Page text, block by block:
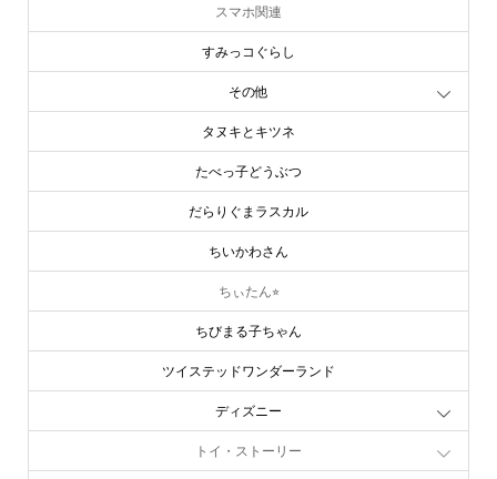
スマホ関連
すみっコぐらし
その他
タヌキとキツネ
たべっ子どうぶつ
だらりぐまラスカル
ちいかわさん
ちぃたん⭐︎
ちびまる子ちゃん
ツイステッドワンダーランド
ディズニー
トイ・ストーリー